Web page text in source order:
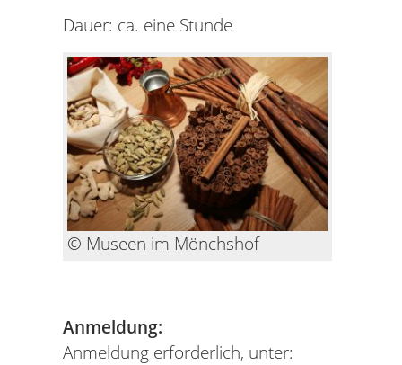
Dauer: ca. eine Stunde
© Museen im Mönchshof
Anmeldung:
Anmeldung erforderlich, unter: